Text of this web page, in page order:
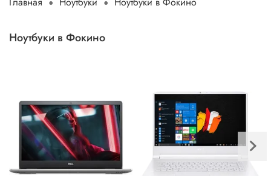
Ноутбуки в Фокино